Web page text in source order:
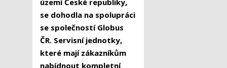
území České republiky,
se dohodla na spolupráci
se společností Globus
ČR. Servisní jednotky,
které mají zákazníkům
nabídnout kompletní